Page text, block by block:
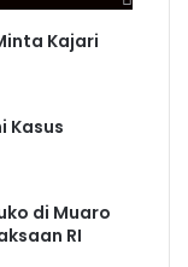
Kajari
Kasus
di Muaro
RI